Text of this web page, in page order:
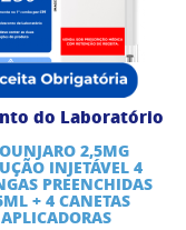
do Laboratório
2,5MG
INJETÁVEL 4
PREENCHIDAS
+ 4 CANETAS
APLICADORAS